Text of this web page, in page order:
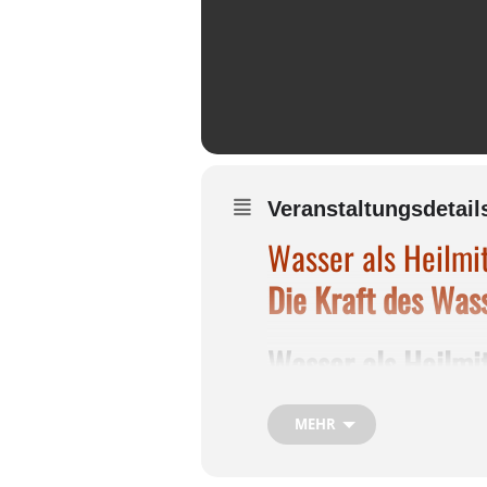
Wasser als
Die Kraft des
Wasser als
In diesem
MEHR